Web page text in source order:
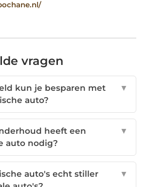
vragen
kun je besparen met
auto?
▼
heeft een
auto nodig?
▼
auto's echt stiller
▼